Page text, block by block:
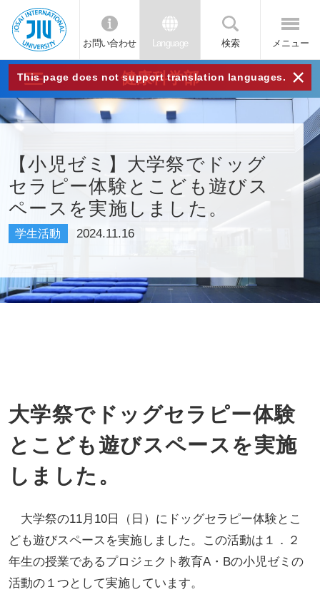
JIU
城西
国際
大学
お問い合わせ Language 検索 メニュー
This page does not support translation languages. ×
健康科学部
【小児ゼミ】大学祭でドッグ
セラピー体験とこども遊びス
ペースを実施しました。
学生活動 2024.11.16
大学祭でドッグセラピー体験
とこども遊びスペースを実施
しました。
大学祭の11月10日（日）にドッグセラピー体験とこ
ども遊びスペースを実施しました。この活動は１．２
年生の授業であるプロジェクト教育A・Bの小児ゼミの
活動の１つとして実施しています。